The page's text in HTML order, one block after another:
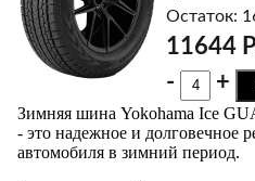
Остаток:
11644
-
+
Зимняя шина Yokohama Ice
- это надежное и долговечное
автомобиля в зимний период.